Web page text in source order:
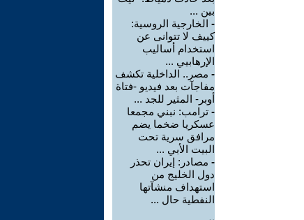
بين ...
- الخارجية الروسية:
كييف لا تتوانى عن
استخدام أساليب
الإرهابيي ...
- مصر.. الداخلية تكشف
مفاجآت بعد فيديو -فتاة
أوبر- المثير للجد ...
- ترامب: نبني مجمعا
عسكريا ضخما يضم
مرافق سرية تحت
البيت الأبي ...
- مصادر: إيران تحذر
دول الخليج من
استهداف منشآتها
النفطية حال ...